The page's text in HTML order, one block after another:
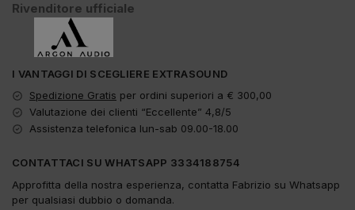
Rivenditore ufficiale
I VANTAGGI DI SCEGLIERE EXTRASOUND
Spedizione Gratis per ordini superiori a € 300,00
Valutazione dei clienti “Eccellente” 4,8/5
Assistenza telefonica lun-sab 09.00-18.00
CONTATTACI SU WHATSAPP 3334188754
Approfitta della nostra esperienza, contatta Fabrizio su Whatsapp
per qualsiasi dubbio o domanda.